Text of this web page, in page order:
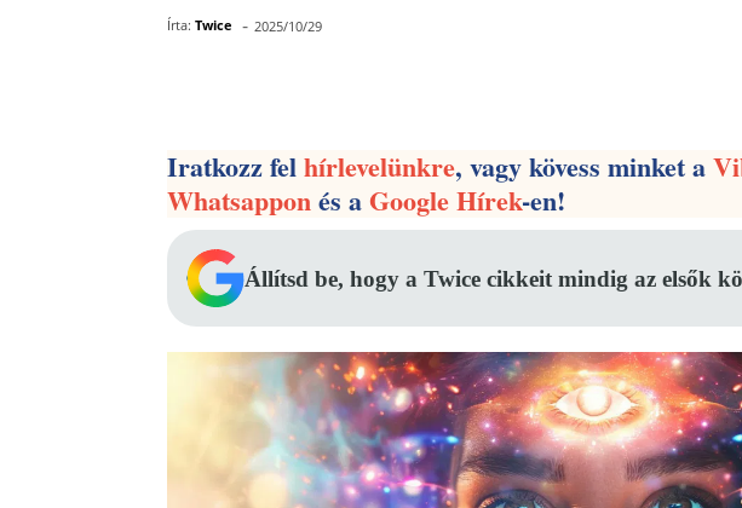
Írta: Twice - 2025/10/29
Iratkozz felhírlevelünkre, vagy kövess minket a
Whatsapponés aGoogle Hírek-en!
Állítsd be, hogy a Twice cikkeit mindig az elsők